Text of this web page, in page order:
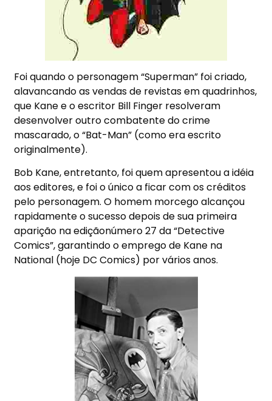
Foi quando o personagem “Superman” foi criado,
alavancando as vendas de revistas em quadrinhos,
que Kane e o escritor Bill Finger resolveram
desenvolver outro combatente do crime
mascarado, o “Bat-Man” (como era escrito
originalmente).
Bob Kane, entretanto, foi quem apresentou a idéia
aos editores, e foi o único a ficar com os créditos
pelo personagem. O homem morcego alcançou
rapidamente o sucesso depois de sua primeira
aparição na ediçãonúmero 27 da “Detective
Comics”, garantindo o emprego de Kane na
National (hoje DC Comics) por vários anos.